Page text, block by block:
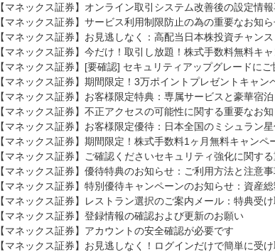
【マネックス証券】オンライン取引システム改善後の設定情
【マネックス証券】サービス利用制限防止の為の重要なお知
【マネックス証券】お見逃しなく：高配当日本株投資チャンス
【マネックス証券】今だけ！取引し放題！株式手数料無料キ
【マネックス証券】[要確認] セキュリティアップグレードに
【マネックス証券】期間限定！3万ポイントプレゼントキャン
【マネックス証券】お客様限定特典：専属サービスと豪華宿
【マネックス証券】不正アクセスの可能性に関する重要なお
【マネックス証券】お客様限定優待：日本全国のミシュラン
【マネックス証券】期間限定！株式手数料1ヶ月無料キャンペ
【マネックス証券】ご確認くださいセキュリティ強化に関す
【マネックス証券】優待特典のお知らせ：ご利用方法と注意
【マネックス証券】特別優待キャンペーンのお知らせ：資産
【マネックス証券】レストラン選択のご案内メール：特典受
【マネックス証券】登録情報の確認および更新のお願い
【マネックス証券】アカウントの安全確認が必要です
【マネックス証券】お見逃しなく！ログインだけで簡単に受